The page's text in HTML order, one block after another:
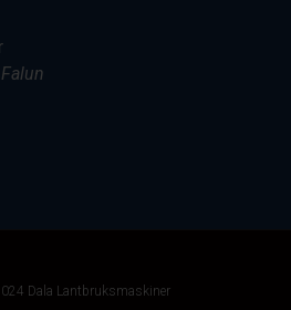
Dala Lantbruksmaskiner